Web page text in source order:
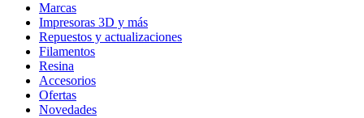
Marcas
Impresoras 3D y más
Repuestos y actualizaciones
Filamentos
Resina
Accesorios
Ofertas
Novedades